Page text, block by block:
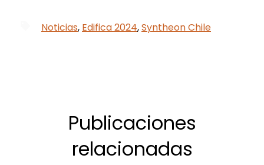
Noticias, Edifica 2024,Syntheon Chile
Publicaciones
relacionadas